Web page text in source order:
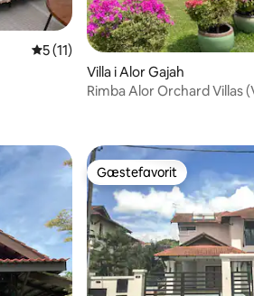
omtaler
5 ud af 5 i gennemsnitlig
5 (11)
Villa i Alor Gajah
Rimba Alor Orchard Villas
Gæstefavorit
Gæstefavorit